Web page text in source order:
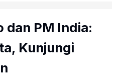
dan PM India:
Kunjungi